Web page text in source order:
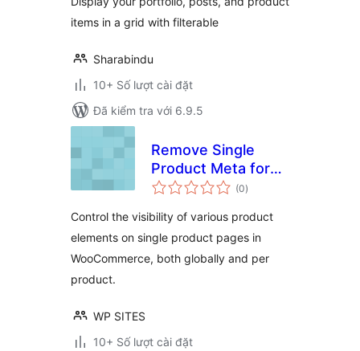
items in a grid with filterable
Sharabindu
10+ Số lượt cài đặt
Đã kiểm tra với 6.9.5
Remove Single
Product Meta for
WooCommerce
(0tổng
đánh
)
Control the visibility of various product
elements on single product pages in
WooCommerce, both globally and per
product.
WP SITES
10+ Số lượt cài đặt